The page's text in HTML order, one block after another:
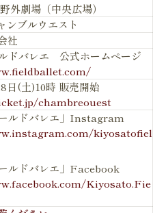
外劇場（中央広場）
ンブルウエスト
社
ドバレエ 公式ホームページ
日(土)10時 販売開始
chambreouest
ールドバレエ」Instagram
kiyosatofiel
ールドバレエ」Facebook
Kiyosato.Fie